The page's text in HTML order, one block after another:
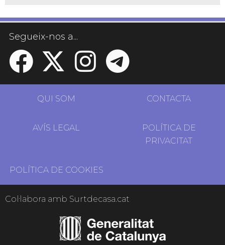
Segueix-nos a...
QUI SOM CONTACTA
AVÍS LEGAL
POLÍTICA DE
PRIVACITAT
POLÍTICA DE COOKIES
Col·labora amb Surtdecasa.cat